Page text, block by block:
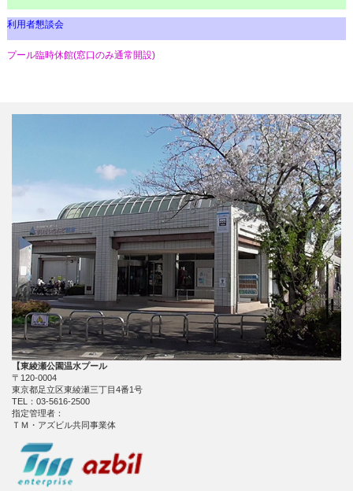
利用者懇談会
プール臨時休館(窓口のみ通常開設)
【東綾瀬公園温水プール
〒120-0004
東京都足立区東綾瀬三丁目4番1号
TEL：03-5616-2500
指定管理者：
ＴＭ・アズビル共同事業体